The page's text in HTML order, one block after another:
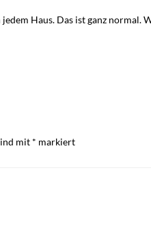
Haus. Das ist ganz
mit * markiert